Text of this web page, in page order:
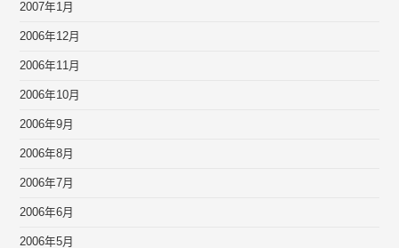
2007年1月
2006年12月
2006年11月
2006年10月
2006年9月
2006年8月
2006年7月
2006年6月
2006年5月